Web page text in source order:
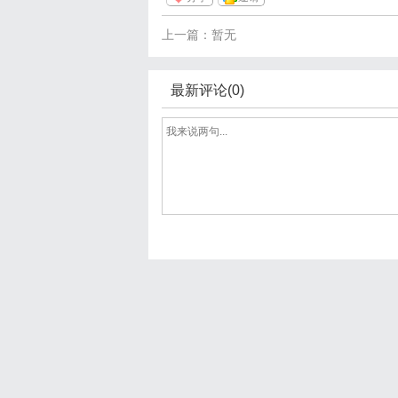
上一篇：暂无
最新评论(0)